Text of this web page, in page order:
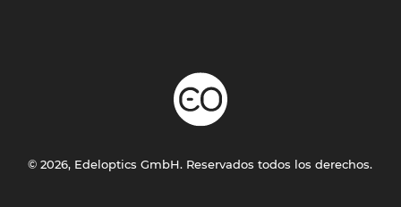
© 2026, Edeloptics GmbH. Reservados todos los derechos.